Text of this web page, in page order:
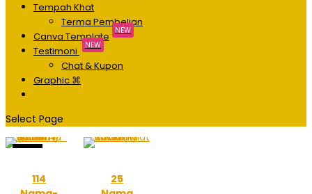
Tempah Khat
Terma Pembelian
Canva Template
NEW
Testimoni NEW
Chat & Kupon
Graphic ⌘
Select Page
114
25